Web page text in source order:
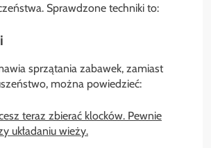
Sprawdzone techniki to:
sprzątania zabawek, zamiast
można powiedzieć:
teraz zbierać klocków. Pewnie
układaniu wieży.